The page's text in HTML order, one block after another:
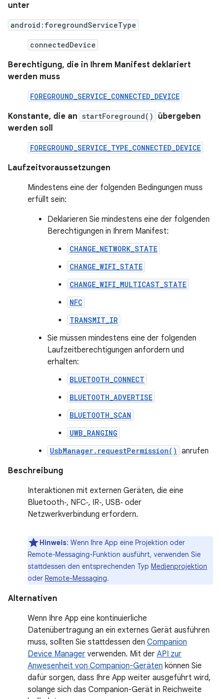
unter
android:foregroundServiceType
connectedDevice
Berechtigung, die in Ihrem Manifest deklariert
werden muss
FOREGROUND_SERVICE_CONNECTED_DEVICE
Konstante, die an startForeground()
übergeben
werden soll
FOREGROUND_SERVICE_TYPE_CONNECTED_DEVICE
Laufzeitvoraussetzungen
Mindestens eine der folgenden Bedingungen muss
erfüllt sein:
Deklarieren Sie mindestens eine der folgenden
Berechtigungen in Ihrem Manifest:
CHANGE_NETWORK_STATE
CHANGE_WIFI_STATE
CHANGE_WIFI_MULTICAST_STATE
NFC
TRANSMIT_IR
Sie müssen mindestens eine der folgenden
Laufzeitberechtigungen anfordern und
erhalten:
BLUETOOTH_CONNECT
BLUETOOTH_ADVERTISE
BLUETOOTH_SCAN
UWB_RANGING
UsbManager.requestPermission() anrufen
Beschreibung
Interaktionen mit externen Geräten, die eine
Bluetooth‑, NFC‑, IR‑, USB‑ oder
Netzwerkverbindung erfordern.
Hinweis: Wenn Ihre App eine Projektion oder
Remote-Messaging-Funktion ausführt, verwenden Sie
stattdessen den entsprechenden Typ Medienprojektion
oder Remote-Messaging.
Alternativen
Wenn Ihre App eine kontinuierliche
Datenübertragung an ein externes Gerät ausführen
muss, sollten Sie stattdessen den Companion
Device Manager verwenden. Mit der API zur
Anwesenheit von Companion-Geräten können Sie
dafür sorgen, dass Ihre App weiter ausgeführt wird,
solange sich das Companion-Gerät in Reichweite